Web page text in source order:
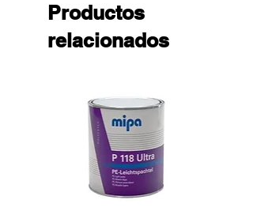
Productos
relacionados